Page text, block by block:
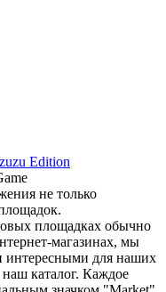
Edition
не только
площадках обычно
магазинах, мы
интересными для наших
каталог. Каждое